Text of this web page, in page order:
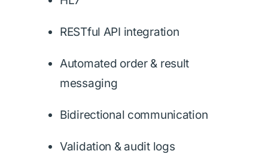
RESTful API integration
Automated order & result
messaging
Bidirectional communication
Validation & audit logs